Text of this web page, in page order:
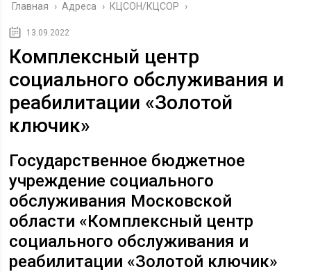
Главная › Адреса › КЦСОН/КЦСОР ›
13.09.2022
Комплексный центр
социального обслуживания и
реабилитации «Золотой
ключик»
Государственное бюджетное
учреждение социального
обслуживания Московской
области «Комплексный центр
социального обслуживания и
реабилитации «Золотой ключик»